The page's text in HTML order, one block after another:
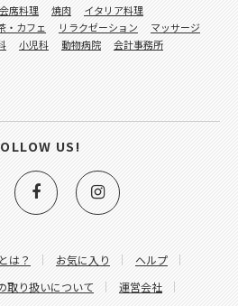
は？ お気に入り
ヘルプ
取り扱いについて
運営会社
席料理 焼肉
イタリア料理
・カフェ リラクゼーション
マッサージ
小児科 動物病院
会計事務所
US!